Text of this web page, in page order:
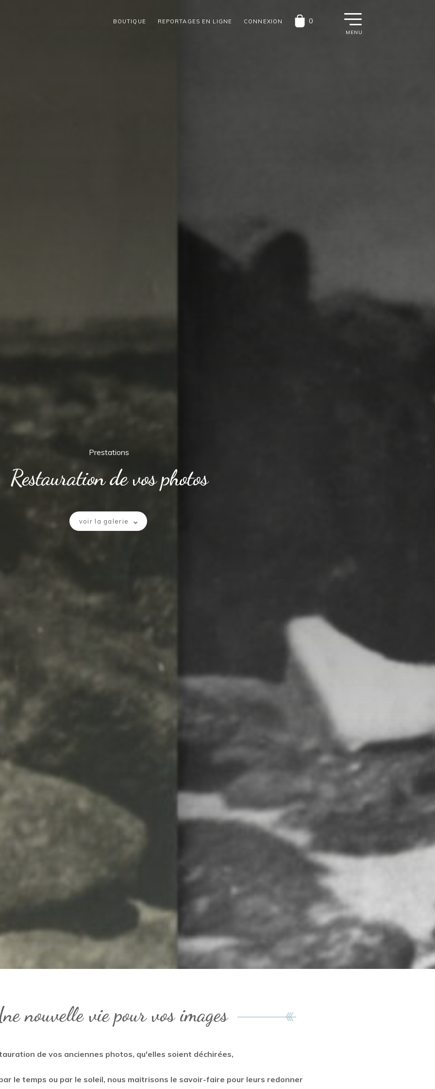
0
BOUTIQUE REPORTAGES EN LIGNE CONNEXION
Prestations
Restauration de vos photos
voir la galerie
nouvelle vie pour vos images
de vos anciennes photos, qu'elles soient déchirées,
le temps ou par le soleil, nous maitrisons le savoir-faire pour leurs redonner